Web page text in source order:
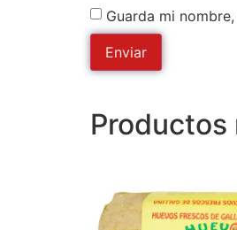
Guarda mi
Productos